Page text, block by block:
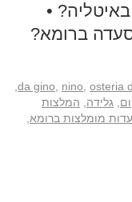
•
ברומא?
da gino nino osteria
גלידה
המלצות
מומלצות ברומא